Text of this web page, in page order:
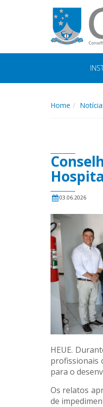
Home
03.06.2026
HEUE.
profissionais
para o
Os relatos
de